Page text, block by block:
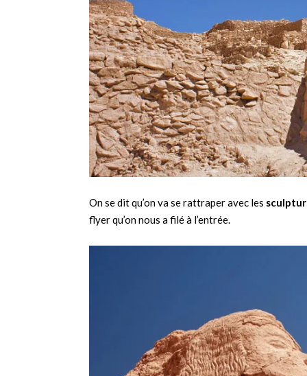
On se dit qu’on va se rattraper avec les
flyer qu’on nous a filé à l’entrée.